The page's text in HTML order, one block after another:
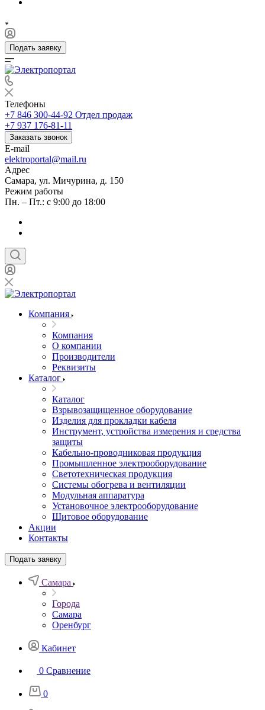
Подать заявку
Телефоны
+7 846 300-44-92 Отдел продаж
+7 937 176-81-11
Заказать звонок
E-mail
elektroportal@mail.ru
Адрес
Самара, ул. Мичурина, д. 150
Режим работы
Пн. – Пт.: с 9:00 до 18:00
Компания
Компания
О компании
Производители
Реквизиты
Каталог
Каталог
Взрывозащищенное оборудование
Изделия для прокладки кабеля
Инструмент, устройства измерения и средства
защиты
Кабельно-проводниковая продукция
Промышленное электрооборудование
Светотехническая продукция
Системы обогрева и вентиляции
Модульная аппаратура
Установочное электрооборудование
Щитовое оборудование
Акции
Контакты
Подать заявку
Самара
Города
Самара
Оренбург
Кабинет
0 Сравнение
0